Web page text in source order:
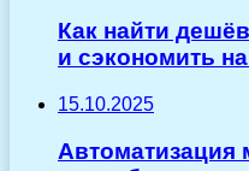
Как найти
и сэкономить
15.10.2025
Автоматизация